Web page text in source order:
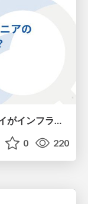
え？フロントエンドエンジニアの ワイがインフラも！？
0 220